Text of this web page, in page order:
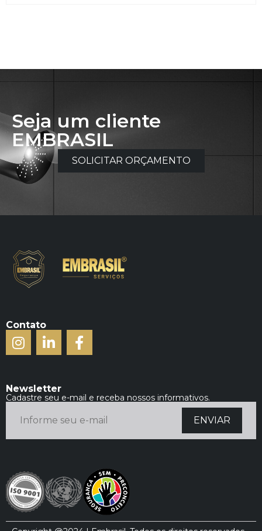
Seja um cliente
EMBRASIL
SOLICITAR ORÇAMENTO
Contato
Newsletter
Cadastre seu e-mail e receba nossos informativos.